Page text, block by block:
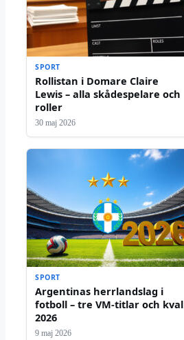
SPORT
Rollistan i Domare Claire
Lewis – alla skådespelare och
roller
30 maj 2026
SPORT
Argentinas herrlandslag i
fotboll – tre VM-titlar och kval
2026
9 maj 2026